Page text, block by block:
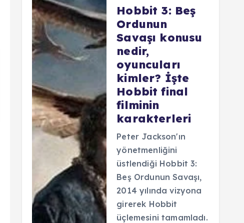
Hobbit 3: Beş
Ordunun
Savaşı konusu
nedir,
oyuncuları
kimler? İşte
Hobbit final
filminin
karakterleri
Peter Jackson'ın
yönetmenliğini
üstlendiği Hobbit 3:
Beş Ordunun Savaşı,
2014 yılında vizyona
girerek Hobbit
üçlemesini tamamladı.